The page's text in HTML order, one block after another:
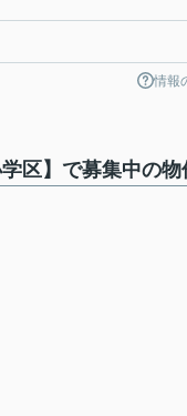
情報
区】で募集中の物